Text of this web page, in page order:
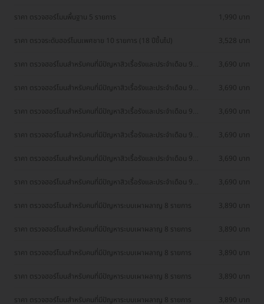
ราคา ตรวจฮอร์โมนพื้นฐาน 5 รายการ 1,990 บาท
ราคา ตรวจระดับฮอร์โมนเพศชาย 10 รายการ (18 ปีขึ้นไป) 3,528 บาท
ราคา ตรวจฮอร์โมนสำหรับคนที่มีปัญหาสิวเรื้อรังและประจำเดือน 9
3,690 บาท
ราคา ตรวจฮอร์โมนสำหรับคนที่มีปัญหาสิวเรื้อรังและประจำเดือน 9
3,690 บาท
ราคา ตรวจฮอร์โมนสำหรับคนที่มีปัญหาสิวเรื้อรังและประจำเดือน 9
3,690 บาท
ราคา ตรวจฮอร์โมนสำหรับคนที่มีปัญหาสิวเรื้อรังและประจำเดือน 9
3,690 บาท
ราคา ตรวจฮอร์โมนสำหรับคนที่มีปัญหาสิวเรื้อรังและประจำเดือน 9
3,690 บาท
ราคา ตรวจฮอร์โมนสำหรับคนที่มีปัญหาสิวเรื้อรังและประจำเดือน 9
3,690 บาท
ราคา ตรวจฮอร์โมนสำหรับคนที่มีปัญหาระบบเผาผลาญ 8 รายการ 3,890 บาท
ราคา ตรวจฮอร์โมนสำหรับคนที่มีปัญหาระบบเผาผลาญ 8 รายการ 3,890 บาท
ราคา ตรวจฮอร์โมนสำหรับคนที่มีปัญหาระบบเผาผลาญ 8 รายการ 3,890 บาท
ราคา ตรวจฮอร์โมนสำหรับคนที่มีปัญหาระบบเผาผลาญ 8 รายการ 3,890 บาท
ราคา ตรวจฮอร์โมนสำหรับคนที่มีปัญหาระบบเผาผลาญ 8 รายการ 3,890 บาท